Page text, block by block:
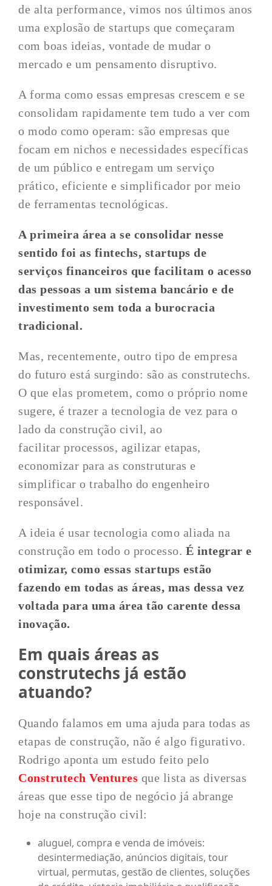
de alta performance, vimos nos últimos anos
uma explosão de startups que começaram
com boas ideias, vontade de mudar o
mercado e um pensamento disruptivo.
A forma como essas empresas crescem e se
consolidam rapidamente tem tudo a ver com
o modo como operam: são empresas que
focam em nichos e necessidades específicas
de um público e entregam um serviço
prático, eficiente e simplificador por meio
de ferramentas tecnológicas.
A primeira área a se consolidar nesse
sentido foi as fintechs, startups de
serviços financeiros que facilitam o acesso
das pessoas a um sistema bancário e de
investimento sem toda a burocracia
tradicional.
Mas, recentemente, outro tipo de empresa
do futuro está surgindo: são as construtechs.
O que elas prometem, como o próprio nome
sugere, é trazer a tecnologia de vez para o
lado da construção civil, ao
facilitar processos, agilizar etapas,
economizar para as construturas e
simplificar o trabalho do engenheiro
responsável.
A ideia é usar tecnologia como aliada na
construção em todo o processo. É integrar e
otimizar, como essas startups estão
fazendo em todas as áreas, mas dessa vez
voltada para uma área tão carente dessa
inovação.
Em quais áreas as
construtechs já estão
atuando?
Quando falamos em uma ajuda para todas as
etapas de construção, não é algo figurativo.
Rodrigo aponta um estudo feito pelo
Construtech Ventures que lista as diversas
áreas que esse tipo de negócio já abrange
hoje na construção civil:
aluguel, compra e venda de imóveis:
desintermediação, anúncios digitais, tour
virtual, permutas, gestão de clientes, soluções